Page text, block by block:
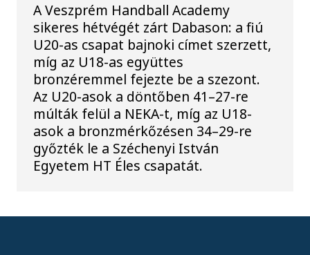
A Veszprém Handball Academy
sikeres hétvégét zárt Dabason: a fiú
U20-as csapat bajnoki címet szerzett,
míg az U18-as együttes
bronzéremmel fejezte be a szezont.
Az U20-asok a döntőben 41–27-re
múlták felül a NEKA-t, míg az U18-
asok a bronzmérkőzésen 34–29-re
győzték le a Széchenyi István
Egyetem HT Éles csapatát.